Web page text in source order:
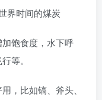
界时间的煤炭
饱食度，水下呼
等。
，比如镐、斧头、